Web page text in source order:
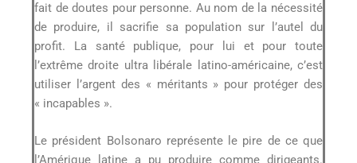
fait de doutes pour personne. Au nom de la nécessité
de produire, il sacrifie sa population sur l’autel du
profit. La santé publique, pour lui et pour toute
l’extrême droite ultra libérale latino-américaine, c’est
utiliser l’argent des « méritants » pour protéger des
« incapables ».
Le président Bolsonaro représente le pire de ce que
l’Amérique latine a pu produire comme dirigeants.